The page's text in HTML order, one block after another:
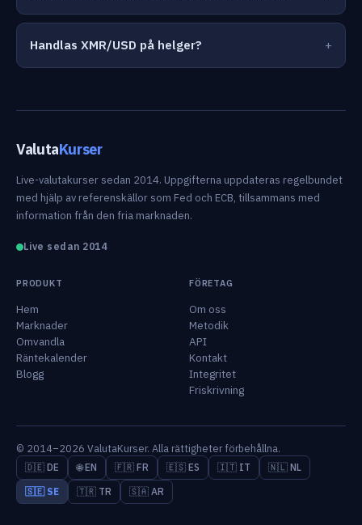
Handlas XMR/USD på helger?
ValutaKurser
Live-valutakurser sedan 2014. Uppgifterna uppdateras regelbundet
med hjälp av referenskällor som Fed och ECB, tillsammans med
information från den fria marknaden.
Live sedan 2014
PRODUKT
Hem
Marknader
Omvandla
Räntekalender
Blogg
FÖRETAG
Om oss
Metodik
API
Kontakt
Integritet
Friskrivning
© 2014–2026 ValutaKurser. Alla rättigheter förbehållna.
🇩🇪 DE 🌐 EN 🇫🇷 FR 🇪🇸 ES 🇮🇹 IT
🇳🇱 NL
🇸🇪 SE
🇹🇷 TR 🇸🇦 AR